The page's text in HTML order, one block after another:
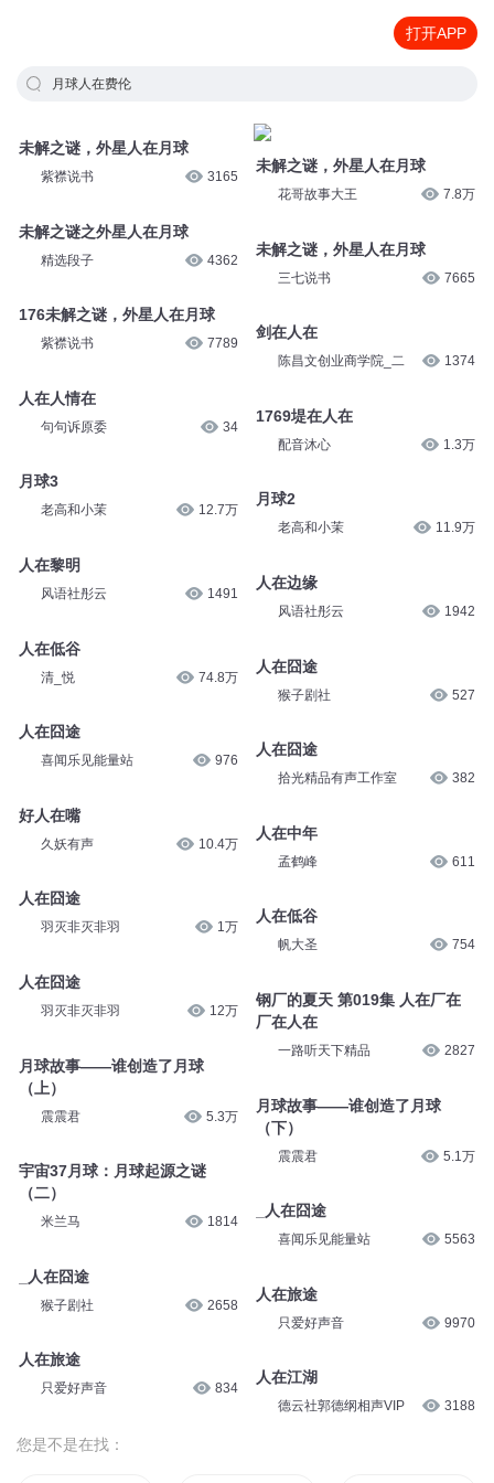
打开APP
月球人在费伦
未解之谜，外星人在月球
紫襟说书 3165
未解之谜之外星人在月球
精选段子 4362
176未解之谜，外星人在月球
紫襟说书 7789
人在人情在
句句诉原委 34
月球3
老高和小茉 12.7万
人在黎明
风语社彤云 1491
人在低谷
清_悦 74.8万
人在囧途
喜闻乐见能量站 976
好人在嘴
久妖有声 10.4万
人在囧途
羽灭非灭非羽 1万
人在囧途
羽灭非灭非羽 12万
月球故事——谁创造了月球
（上）
震震君 5.3万
宇宙37月球：月球起源之谜
（二）
米兰马 1814
_人在囧途
猴子剧社 2658
人在旅途
只爱好声音 834
未解之谜，外星人在月球
花哥故事大王 7.8万
未解之谜，外星人在月球
三七说书 7665
剑在人在
陈昌文创业商学院_二 1374
1769堤在人在
配音沐心 1.3万
月球2
老高和小茉 11.9万
人在边缘
风语社彤云 1942
人在囧途
猴子剧社 527
人在囧途
拾光精品有声工作室 382
人在中年
孟鹤峰 611
人在低谷
帆大圣 754
钢厂的夏天 第019集 人在厂在
厂在人在
一路听天下精品 2827
月球故事——谁创造了月球
（下）
震震君 5.1万
_人在囧途
喜闻乐见能量站 5563
人在旅途
只爱好声音 9970
人在江湖
德云社郭德纲相声VIP 3188
您是不是在找：